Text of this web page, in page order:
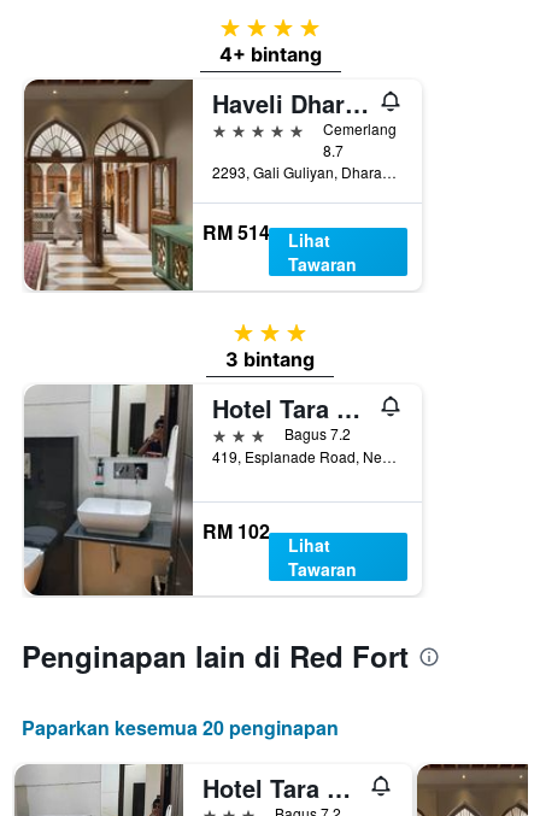
4 bintang
4+ bintang
Haveli Dharampura & Golden Haveli- Unesco Awarded Boutique Heritage Hotel
5 bintang
Cemerlang
8.7
2293, Gali Guliyan, Dharampura, Delhi-6, New Delhi, India
RM 514
Lihat
Tawaran
3 bintang
3 bintang
Hotel Tara Palace, Chandni Chowk
3 bintangBagus 7.2
419, Esplanade Road, New Delhi, India
RM 102
Lihat
Tawaran
Penginapan lain di Red Fort
Paparkan kesemua 20 penginapan
Hotel Tara Palace, Chandni Chowk